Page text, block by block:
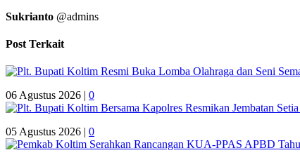
Sukrianto @admins
Post Terkait
06 Agustus 2026 | 0
05 Agustus 2026 | 0